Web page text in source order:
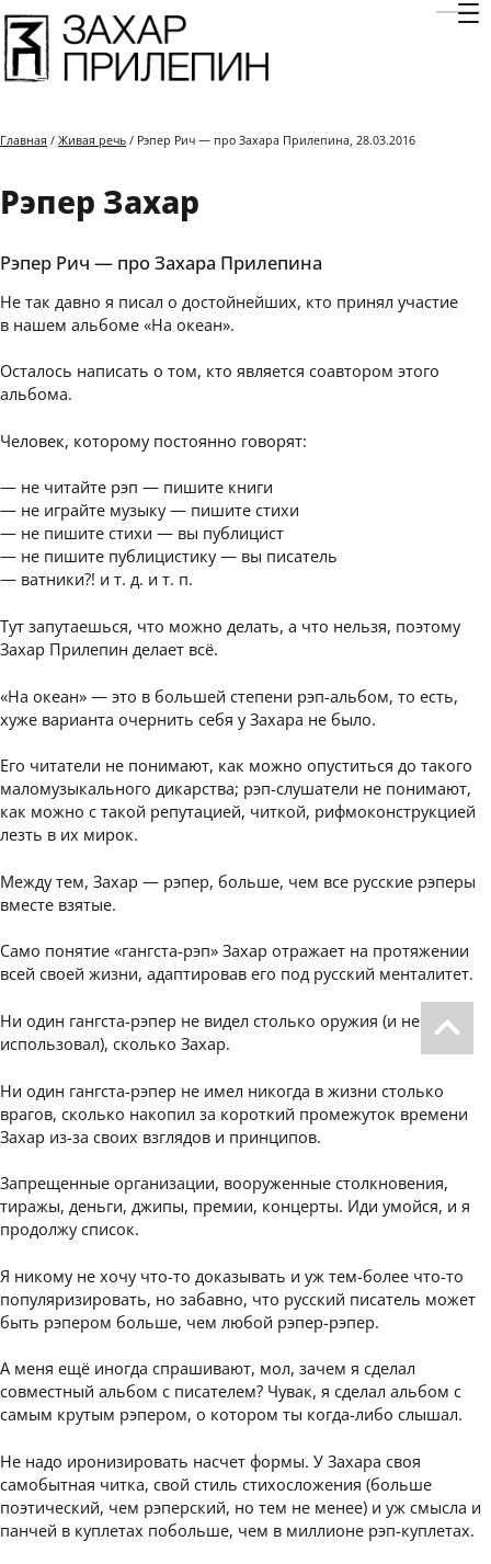
Главная / Живая речь / Рэпер Рич — про Захара Прилепина, 28.03.2016
Рэпер Захар
Рэпер Рич — про Захара Прилепина
Не так давно я писал о достойнейших, кто принял участие
в нашем альбоме «На океан».
Осталось написать о том, кто является соавтором этого
альбома.
Человек, которому постоянно говорят:
— не читайте рэп — пишите книги
— не играйте музыку — пишите стихи
— не пишите стихи — вы публицист
— не пишите публицистику — вы писатель
— ватники?! и т. д. и т. п.
Тут запутаешься, что можно делать, а что нельзя, поэтому
Захар Прилепин делает всё.
«На океан» — это в большей степени рэп-альбом, то есть,
хуже варианта очернить себя у Захара не было.
Его читатели не понимают, как можно опуститься до такого
маломузыкального дикарства; рэп-слушатели не понимают,
как можно с такой репутацией, читкой, рифмоконструкцией
лезть в их мирок.
Между тем, Захар — рэпер, больше, чем все русские рэперы
вместе взятые.
Само понятие «гангста-рэп» Захар отражает на протяжении
всей своей жизни, адаптировав его под русский менталитет.
Ни один гангста-рэпер не видел столько оружия (и не
использовал), сколько Захар.
Ни один гангста-рэпер не имел никогда в жизни столько
врагов, сколько накопил за короткий промежуток времени
Захар из-за своих взглядов и принципов.
Запрещенные организации, вооруженные столкновения,
тиражы, деньги, джипы, премии, концерты. Иди умойся, и я
продолжу список.
Я никому не хочу что-то доказывать и уж тем-более что-то
популяризировать, но забавно, что русский писатель может
быть рэпером больше, чем любой рэпер-рэпер.
А меня ещё иногда спрашивают, мол, зачем я сделал
совместный альбом с писателем? Чувак, я сделал альбом с
самым крутым рэпером, о котором ты когда-либо слышал.
Не надо иронизировать насчет формы. У Захара своя
самобытная читка, свой стиль стихосложения (больше
поэтический, чем рэперский, но тем не менее) и уж смысла и
панчей в куплетах побольше, чем в миллионе рэп-куплетах.